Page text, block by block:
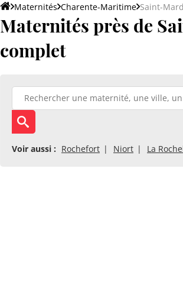
Maternités Charente-Maritime Saint-Mard
Maternités près de
complet
Voir aussi : Rochefort Niort La